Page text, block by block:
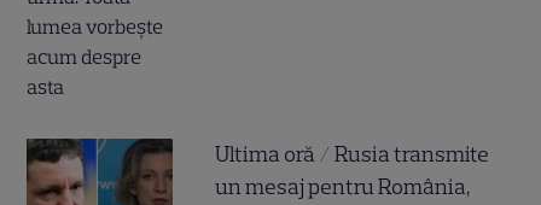
Ultima oră / Rusia transmite
un mesaj pentru România,